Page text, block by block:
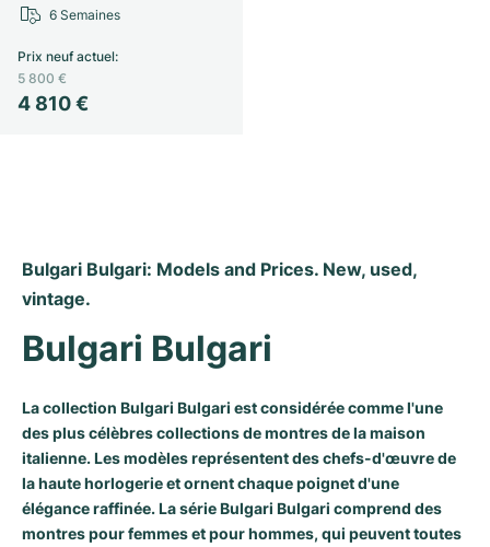
Oyster Perpetual
Sky-Dweller
Submariner
Rotonde
Baignoire
Ballon Blanc
Montres d'occasion
Montres pour femmes
Bentley
Super Avenger
Galactic
Montres d'occasion
Montres pour femmes
Grand Carrera
Portugieser
GST
Vintage
King Power
4 810 €
Prix neuf actuel:
5 800 €
6 Semaines
Bulgari Bulgari: Models and Prices. New, used,
vintage.
Bulgari Bulgari
La collection Bulgari Bulgari est considérée comme l'une
des plus célèbres collections de montres de la maison
italienne. Les modèles représentent des chefs-d'œuvre de
la haute horlogerie et ornent chaque poignet d'une
élégance raffinée. La série Bulgari Bulgari comprend des
montres pour femmes et pour hommes, qui peuvent toutes